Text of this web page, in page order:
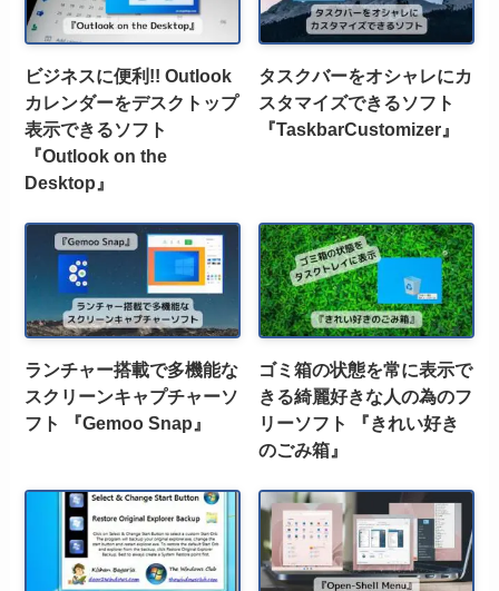
ビジネスに便利!! Outlook
カレンダーをデスクトップ
表示できるソフト
『Outlook on the
Desktop』
タスクバーをオシャレにカ
スタマイズできるソフト
『TaskbarCustomizer』
ランチャー搭載で多機能な
スクリーンキャプチャーソ
フト 『Gemoo Snap』
ゴミ箱の状態を常に表示で
きる綺麗好きな人の為のフ
リーソフト 『きれい好き
のごみ箱』